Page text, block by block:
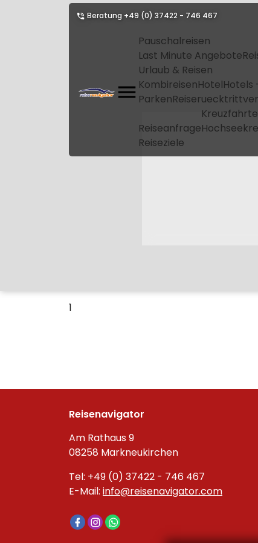
Beratung +49 (0) 37422 - 746 467
Pauschalreisen
Last Minute Angebote
Urlaub & Reisen
KombireisenHotelHotels
Parken
Reiseanfrage
Reiseziele
1
Reisenavigator
Am Rathaus 9
08258 Markneukirchen
Tel: +49 (0) 37422 - 746 467
E-Mail: info@reisenavigator.com